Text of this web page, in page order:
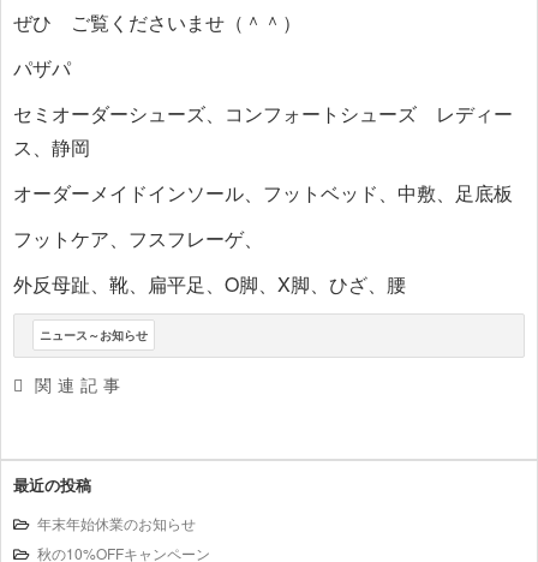
ぜひ ご覧くださいませ（＾＾）
パザパ
セミオーダーシューズ、コンフォートシューズ レディー
ス、静岡
オーダーメイドインソール、フットベッド、中敷、足底板
フットケア、フスフレーゲ、
外反母趾、靴、扁平足、O脚、X脚、ひざ、腰
ニュース～お知らせ
関連記事
最近の投稿
年末年始休業のお知らせ
秋の10%OFFキャンペーン